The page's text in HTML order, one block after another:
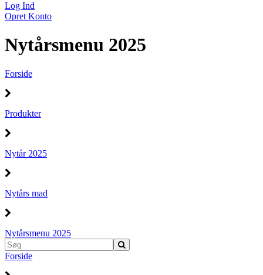
Log Ind
Opret Konto
Nytårsmenu 2025
Forside
Produkter
Nytår 2025
Nytårs mad
Nytårsmenu 2025
Forside